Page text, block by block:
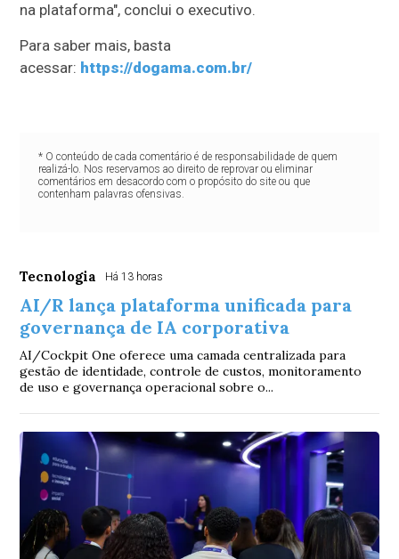
na plataforma", conclui o executivo.
Para saber mais, basta
acessar: https://dogama.com.br/
* O conteúdo de cada comentário é de responsabilidade de quem
realizá-lo. Nos reservamos ao direito de reprovar ou eliminar
comentários em desacordo com o propósito do site ou que
contenham palavras ofensivas.
Tecnologia Há 13 horas
AI/R lança plataforma unificada para
governança de IA corporativa
AI/Cockpit One oferece uma camada centralizada para
gestão de identidade, controle de custos, monitoramento
de uso e governança operacional sobre o...